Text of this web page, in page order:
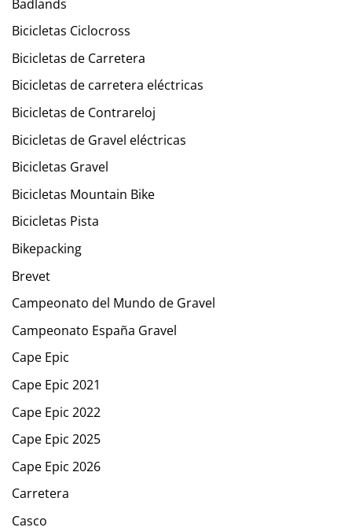
Badlands
Bicicletas Ciclocross
Bicicletas de Carretera
Bicicletas de carretera eléctricas
Bicicletas de Contrareloj
Bicicletas de Gravel eléctricas
Bicicletas Gravel
Bicicletas Mountain Bike
Bicicletas Pista
Bikepacking
Brevet
Campeonato del Mundo de Gravel
Campeonato España Gravel
Cape Epic
Cape Epic 2021
Cape Epic 2022
Cape Epic 2025
Cape Epic 2026
Carretera
Casco